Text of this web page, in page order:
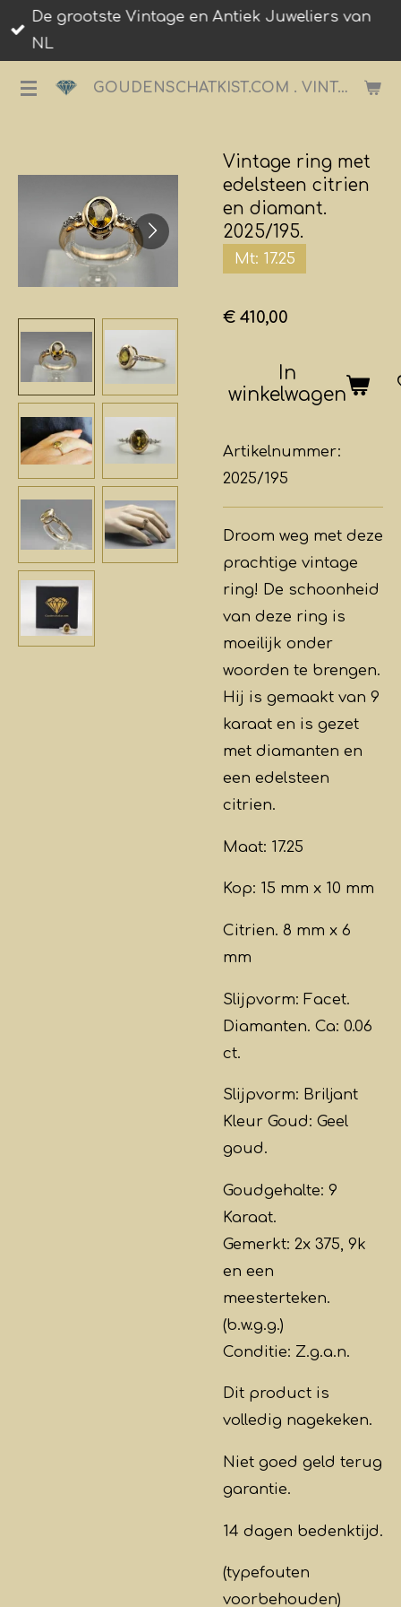
Ga
direct
de
GOUDENSCHATKIST.COM . VINTAGE JUWELIER.
De grootste Vintage en Antiek Juweliers van
NL
Vintage ring met
edelsteen citrien
en diamant.
2025/195.
Mt: 17.25
€ 410,00
In
winkelwagen
Artikelnummer:
2025/195
Droom weg met deze
prachtige vintage
ring! De schoonheid
van deze ring is
moeilijk onder
woorden te brengen.
Hij is gemaakt van 9
karaat en is gezet
met diamanten en
een edelsteen
citrien.
Maat: 17.25
Kop: 15 mm x 10 mm
Citrien. 8 mm x 6
mm
Slijpvorm: Facet.
Diamanten. Ca: 0.06
ct.
Slijpvorm: Briljant
Kleur Goud: Geel
goud.
Goudgehalte: 9
Karaat.
Gemerkt: 2x 375, 9k
en een
meesterteken.
(b.w.g.g.)
Conditie: Z.g.a.n.
Dit product is
volledig nagekeken.
Niet goed geld terug
garantie.
14 dagen bedenktijd.
(typefouten
voorbehouden)